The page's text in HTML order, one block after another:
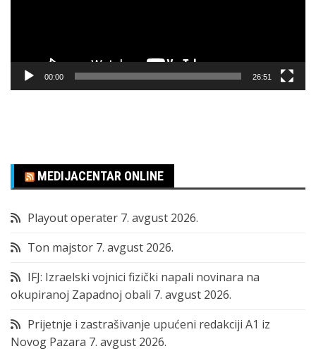
00:00 26:51
MEDIJACENTAR ONLINE
Playout operater 7. avgust 2026.
Ton majstor 7. avgust 2026.
IFJ: Izraelski vojnici fizički napali novinara na
okupiranoj Zapadnoj obali 7. avgust 2026.
Prijetnje i zastrašivanje upućeni redakciji A1 iz
Novog Pazara 7. avgust 2026.